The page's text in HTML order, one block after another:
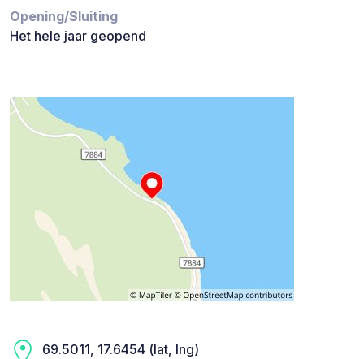
Opening/Sluiting
Het hele jaar geopend
69.5011, 17.6454 (lat, lng)